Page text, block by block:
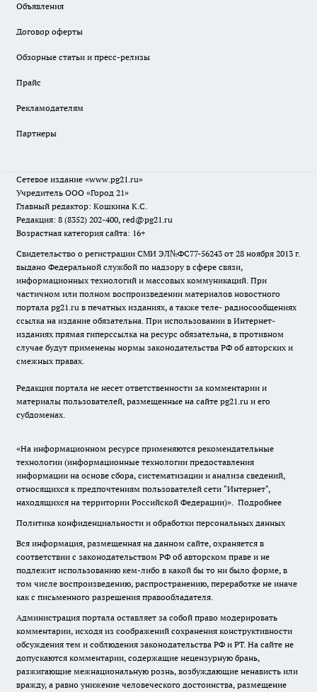
Объявления
Договор оферты
Обзорные статьи и пресс-релизы
Прайс
Рекламодателям
Партнеры
Сетевое издание «www.pg21.ru»
Учредитель ООО «Город 21»
Главный редактор: Кошкина К.С.
Редакция: 8 (8352) 202-400, red@pg21.ru
Возрастная категория сайта: 16+
Свидетельство о регистрации СМИ ЭЛ№ФС77-56243 от 28 ноября 2013 г.
выдано Федеральной службой по надзору в сфере связи,
информационных технологий и массовых коммуникаций. При
частичном или полном воспроизведении материалов новостного
портала pg21.ru в печатных изданиях, а также теле- радиосообщениях
ссылка на издание обязательна. При использовании в Интернет-
изданиях прямая гиперссылка на ресурс обязательна, в противном
случае будут применены нормы законодательства РФ об авторских и
смежных правах.
Редакция портала не несет ответственности за комментарии и
материалы пользователей, размещенные на сайте pg21.ru и его
субдоменах.
«На информационном ресурсе применяются рекомендательные
технологии (информационные технологии предоставления
информации на основе сбора, систематизации и анализа сведений,
относящихся к предпочтениям пользователей сети "Интернет",
находящихся на территории Российской Федерации)». Подробнее
Политика конфиденциальности и обработки персональных данных
Вся информация, размещенная на данном сайте, охраняется в
соответствии с законодательством РФ об авторском праве и не
подлежит использованию кем-либо в какой бы то ни было форме, в
том числе воспроизведению, распространению, переработке не иначе
как с письменного разрешения правообладателя.
Администрация портала оставляет за собой право модерировать
комментарии, исходя из соображений сохранения конструктивности
обсуждения тем и соблюдения законодательства РФ и РТ. На сайте не
допускаются комментарии, содержащие нецензурную брань,
разжигающие межнациональную рознь, возбуждающие ненависть или
вражду, а равно унижение человеческого достоинства, размещение